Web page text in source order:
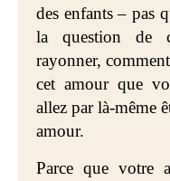
des enfants – pas
la question de
rayonner,
cet amour que
allez par là-même
amour.
Parce que votre